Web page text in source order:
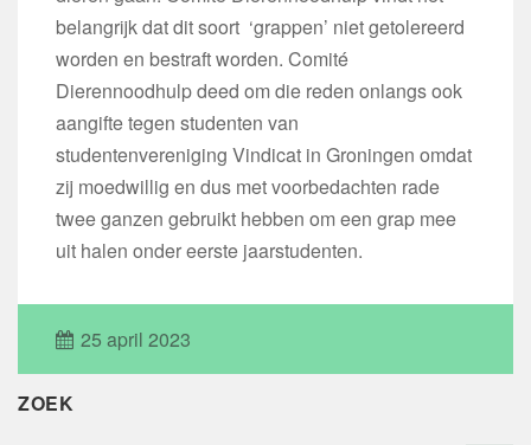
belangrijk dat dit soort ‘grappen’ niet getolereerd
worden en bestraft worden. Comité
Dierennoodhulp deed om die reden onlangs ook
aangifte tegen studenten van
studentenvereniging Vindicat in Groningen omdat
zij moedwillig en dus met voorbedachten rade
twee ganzen gebruikt hebben om een grap mee
uit halen onder eerste jaarstudenten.
25 april 2023
ZOEK